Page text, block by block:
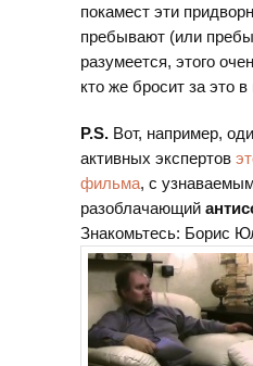
покамест эти
пребывают (или
разумеется, этого
кто же бросит за это
P.S. Вот, например,
активных экспертов
фильма, с
разоблачающий
Знакомьтесь: Борис